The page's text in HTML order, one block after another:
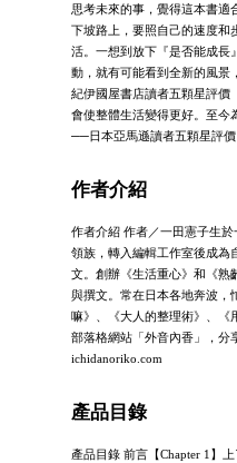
思考未來的事，覺得這本書適
下坡路上，要照自己的速度和
活。一想到放下『是否能成長
動，就有可能看到全新的風
紀伊國屋書店讀者五顆星評價
會使整體生活變得更好。至今
──日本亞馬遜讀者五顆星評價
作者介紹
作者介紹 作者／一田憲子生
領族，轉入編輯工作室後成為
文。創辦《生活重心》和《熟
與撰文。常在日本各地奔波，
嘛》、《大人的整理術》、《
部落格網站「外音內香」，分
ichidanoriko.com
產品目錄
產品目錄 前言【Chapter 1】